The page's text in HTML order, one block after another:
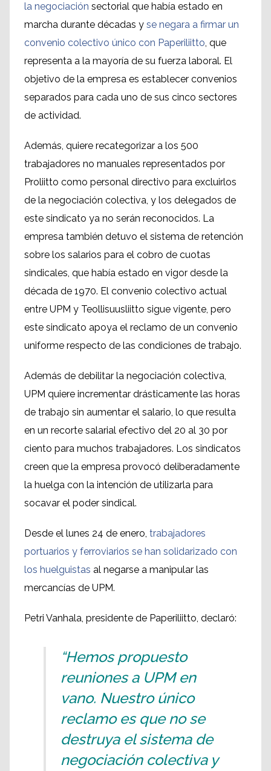
la negociación sectorial que había estado en
marcha durante décadas y se negara a firmar un
convenio colectivo único con Paperiliitto, que
representa a la mayoría de su fuerza laboral. El
objetivo de la empresa es establecer convenios
separados para cada uno de sus cinco sectores
de actividad.
Además, quiere recategorizar a los 500
trabajadores no manuales representados por
Proliitto como personal directivo para excluirlos
de la negociación colectiva, y los delegados de
este sindicato ya no serán reconocidos. La
empresa también detuvo el sistema de retención
sobre los salarios para el cobro de cuotas
sindicales, que había estado en vigor desde la
década de 1970. El convenio colectivo actual
entre UPM y Teollisuusliitto sigue vigente, pero
este sindicato apoya el reclamo de un convenio
uniforme respecto de las condiciones de trabajo.
Además de debilitar la negociación colectiva,
UPM quiere incrementar drásticamente las horas
de trabajo sin aumentar el salario, lo que resulta
en un recorte salarial efectivo del 20 al 30 por
ciento para muchos trabajadores. Los sindicatos
creen que la empresa provocó deliberadamente
la huelga con la intención de utilizarla para
socavar el poder sindical.
Desde el lunes 24 de enero, trabajadores
portuarios y ferroviarios se han solidarizado con
los huelguistas al negarse a manipular las
mercancías de UPM.
Petri Vanhala, presidente de Paperiliitto, declaró:
“Hemos propuesto
reuniones a UPM en
vano. Nuestro único
reclamo es que no se
destruya el sistema de
negociación colectiva y